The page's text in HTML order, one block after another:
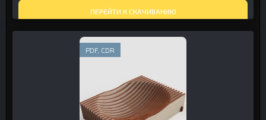
ПЕРЕЙТИ К СКАЧИВАНИЮ
PDF, CDR